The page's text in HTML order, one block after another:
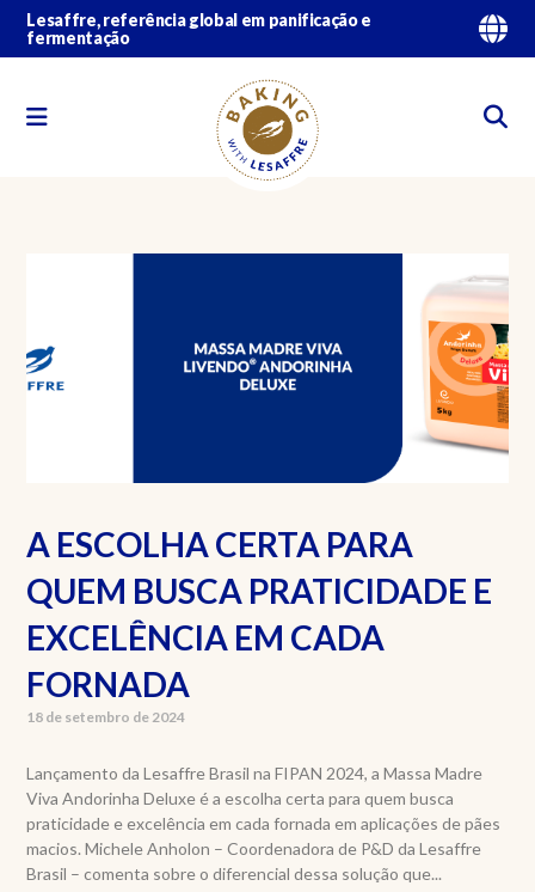
Lesaffre, referência global em panificação e
fermentação
A ESCOLHA CERTA PARA
QUEM BUSCA PRATICIDADE E
EXCELÊNCIA EM CADA
FORNADA
18 de setembro de 2024
Lançamento da Lesaffre Brasil na FIPAN 2024, a Massa Madre
Viva Andorinha Deluxe é a escolha certa para quem busca
praticidade e excelência em cada fornada em aplicações de pães
macios. Michele Anholon – Coordenadora de P&D da Lesaffre
Brasil – comenta sobre o diferencial dessa solução que...